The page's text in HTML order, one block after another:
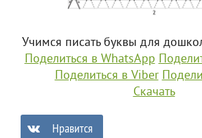
Учимся писать буквы для
Поделиться в WhatsApp
Поделиться в Viber
Скачать
Нравится